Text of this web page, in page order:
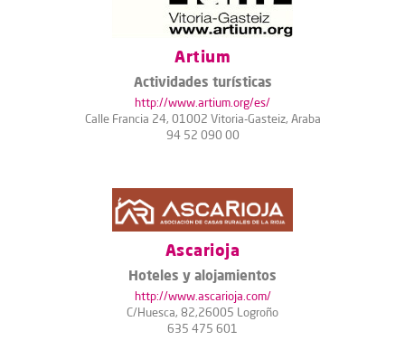
Artium
Actividades turísticas
http://www.artium.org/es/
Calle Francia 24, 01002 Vitoria-Gasteiz, Araba
94 52 090 00
Ascarioja
Hoteles y alojamientos
http://www.ascarioja.com/
C/Huesca, 82,26005 Logroño
635 475 601